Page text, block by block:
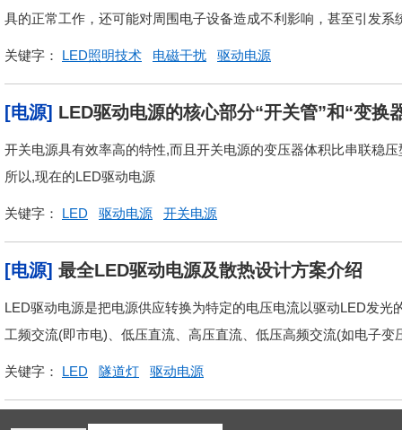
具的正常工作，还可能对周围电子设备造成不利影响，甚至引发
关键字： LED照明技术 电磁干扰 驱动电源
[电源] LED驱动电源的核心部分“开关管”和“变换
开关电源具有效率高的特性,而且开关电源的变压器体积比串联稳
所以,现在的LED驱动电源
关键字： LED 驱动电源 开关电源
[电源] 最全LED驱动电源及散热设计方案介绍
LED驱动电源是把电源供应转换为特定的电压电流以驱动LED发
工频交流(即市电)、低压直流、高压直流、低压高频交流(如电子变
关键字： LED 隧道灯 驱动电源